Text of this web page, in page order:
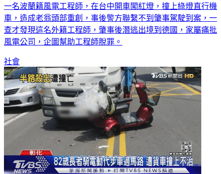
一名波蘭籍風電工程師，在台中開車闖紅燈，撞上綠燈直行機
車，造成老翁頭部重創，事後警方聯繫不到肇事駕駛到案，一
查才發現這名外籍工程師，肇事後潛逃出境到德國，家屬痛批
風電公司，企圖幫助工程師脫罪。
社會